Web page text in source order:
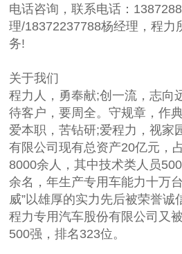
电话咨询，联系电话：
理/18372237788杨经理，程力
务!
关于我们
程力人，勇奉献;创一流，志向
待客户，要周全。守规章，作
爱本职，苦钻研;爱程力，视家
有限公司现有总资产20亿元，
8000余人，其中技术类人员
余名，年生产专用车能力十万
威”以雄厚的实力先后被荣誉诚
程力专用汽车股份有限公司又
500强，排名323位。